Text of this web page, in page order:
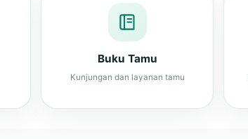
Buku Tamu
Kunjungan dan layanan tamu